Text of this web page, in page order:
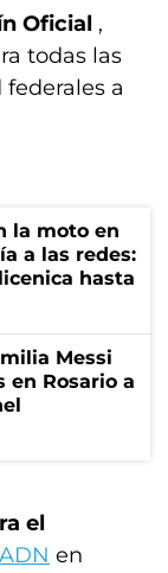
Oficial ,
todas las
a
la moto en
a las redes:
hasta
Messi
en Rosario a
el
ADN en